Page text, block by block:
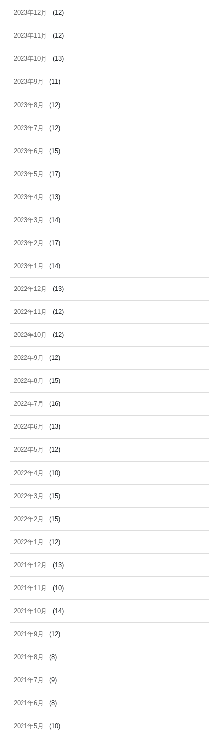
2023年12月 (12)
2023年11月 (12)
2023年10月 (13)
2023年9月 (11)
2023年8月 (12)
2023年7月 (12)
2023年6月 (15)
2023年5月 (17)
2023年4月 (13)
2023年3月 (14)
2023年2月 (17)
2023年1月 (14)
2022年12月 (13)
2022年11月 (12)
2022年10月 (12)
2022年9月 (12)
2022年8月 (15)
2022年7月 (16)
2022年6月 (13)
2022年5月 (12)
2022年4月 (10)
2022年3月 (15)
2022年2月 (15)
2022年1月 (12)
2021年12月 (13)
2021年11月 (10)
2021年10月 (14)
2021年9月 (12)
2021年8月 (8)
2021年7月 (9)
2021年6月 (8)
2021年5月 (10)